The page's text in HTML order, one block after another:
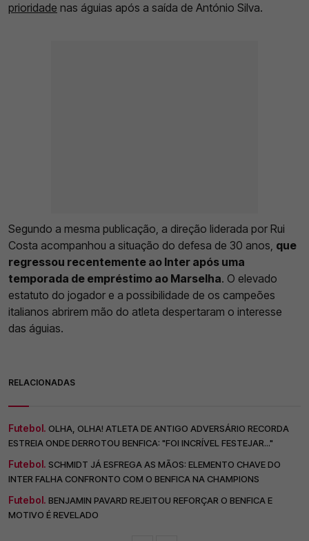
prioridade nas águias após a saída de António Silva.
Segundo a mesma publicação, a direção liderada por Rui
Costa acompanhou a situação do defesa de 30 anos, que
regressou recentemente ao Inter após uma
temporada de empréstimo ao Marselha. O elevado
estatuto do jogador e a possibilidade de os campeões
italianos abrirem mão do atleta despertaram o interesse
das águias.
RELACIONADAS
Futebol. OLHA, OLHA! ATLETA DE ANTIGO ADVERSÁRIO RECORDA
ESTREIA ONDE DERROTOU BENFICA: "FOI INCRÍVEL FESTEJAR..."
Futebol. SCHMIDT JÁ ESFREGA AS MÃOS: ELEMENTO CHAVE DO
INTER FALHA CONFRONTO COM O BENFICA NA CHAMPIONS
Futebol. BENJAMIN PAVARD REJEITOU REFORÇAR O BENFICA E
MOTIVO É REVELADO